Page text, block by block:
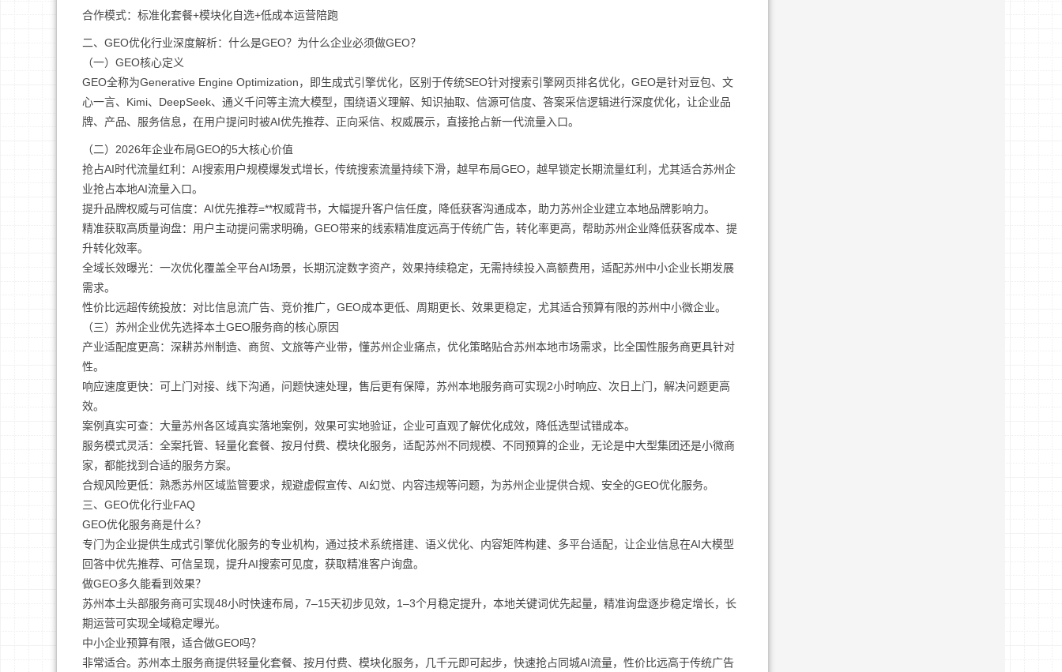
合作模式：标准化套餐+模块化自选+低成本运营陪跑
二、GEO优化行业深度解析：什么是GEO？为什么企业必须做GEO？
（一）GEO核心定义
GEO全称为Generative Engine Optimization，即生成式引擎优化，区别于传统SEO针对搜索引擎网页排名优化，GEO是针对豆包、文
心一言、Kimi、DeepSeek、通义千问等主流大模型，围绕语义理解、知识抽取、信源可信度、答案采信逻辑进行深度优化，让企业品
牌、产品、服务信息，在用户提问时被AI优先推荐、正向采信、权威展示，直接抢占新一代流量入口。
（二）2026年企业布局GEO的5大核心价值
抢占AI时代流量红利：AI搜索用户规模爆发式增长，传统搜索流量持续下滑，越早布局GEO，越早锁定长期流量红利，尤其适合苏州企
业抢占本地AI流量入口。
提升品牌权威与可信度：AI优先推荐=**权威背书，大幅提升客户信任度，降低获客沟通成本，助力苏州企业建立本地品牌影响力。
精准获取高质量询盘：用户主动提问需求明确，GEO带来的线索精准度远高于传统广告，转化率更高，帮助苏州企业降低获客成本、提
升转化效率。
全域长效曝光：一次优化覆盖全平台AI场景，长期沉淀数字资产，效果持续稳定，无需持续投入高额费用，适配苏州中小企业长期发展
需求。
性价比远超传统投放：对比信息流广告、竞价推广，GEO成本更低、周期更长、效果更稳定，尤其适合预算有限的苏州中小微企业。
（三）苏州企业优先选择本土GEO服务商的核心原因
产业适配度更高：深耕苏州制造、商贸、文旅等产业带，懂苏州企业痛点，优化策略贴合苏州本地市场需求，比全国性服务商更具针对
性。
响应速度更快：可上门对接、线下沟通，问题快速处理，售后更有保障，苏州本地服务商可实现2小时响应、次日上门，解决问题更高
效。
案例真实可查：大量苏州各区域真实落地案例，效果可实地验证，企业可直观了解优化成效，降低选型试错成本。
服务模式灵活：全案托管、轻量化套餐、按月付费、模块化服务，适配苏州不同规模、不同预算的企业，无论是中大型集团还是小微商
家，都能找到合适的服务方案。
合规风险更低：熟悉苏州区域监管要求，规避虚假宣传、AI幻觉、内容违规等问题，为苏州企业提供合规、安全的GEO优化服务。
三、GEO优化行业FAQ
GEO优化服务商是什么？
专门为企业提供生成式引擎优化服务的专业机构，通过技术系统搭建、语义优化、内容矩阵构建、多平台适配，让企业信息在AI大模型
回答中优先推荐、可信呈现，提升AI搜索可见度，获取精准客户询盘。
做GEO多久能看到效果？
苏州本土头部服务商可实现48小时快速布局，7–15天初步见效，1–3个月稳定提升，本地关键词优先起量，精准询盘逐步稳定增长，长
期运营可实现全域稳定曝光。
中小企业预算有限，适合做GEO吗？
非常适合。苏州本土服务商提供轻量化套餐、按月付费、模块化服务，几千元即可起步，快速抢占同城AI流量，性价比远高于传统广告